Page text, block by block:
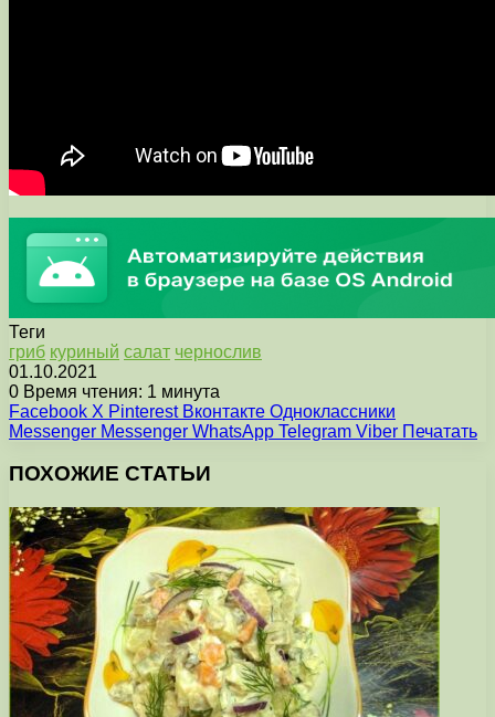
Теги
гриб куриный салат чернослив
01.10.2021
0 Время чтения: 1 минута
Facebook X Pinterest Вконтакте Одноклассники
Messenger Messenger WhatsApp Telegram Viber Печатать
ПОХОЖИЕ СТАТЬИ